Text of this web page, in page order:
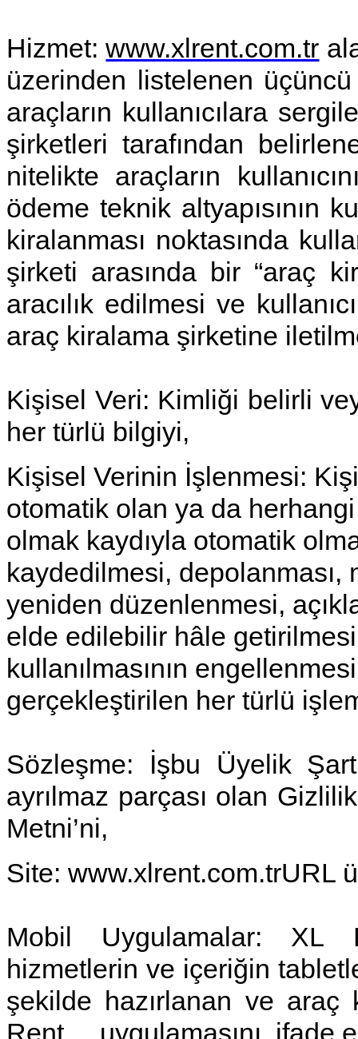
Hizmet:www.xlrent.com.tr
üzerinden listelenen
araçların kullanıcılara
şirketleri tarafından
nitelikte araçların
ödeme teknik altyapısının
kiralanması noktasında
şirketi arasında bir “araç
aracılık edilmesi ve
araç kiralama şirketine
Kişisel Veri: Kimliği belirli
her türlü bilgiyi,
Kişisel Verinin İşlenmesi:
otomatik olan ya da
olmak kaydıyla otomatik
kaydedilmesi,
yeniden düzenlenmesi,
elde edilebilir hâle getirilmesi,
kullanılmasının
gerçekleştirilen her türlü
Sözleşme: İşbu Üyelik
ayrılmaz parçası olan
Metni’ni,
Site: www.xlrent.com.trURL
Mobil Uygulamalar: XL
hizmetlerin ve içeriğin
şekilde hazırlanan ve araç
Rent uygulamasını, ifade